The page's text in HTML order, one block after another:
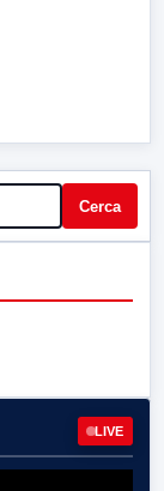
Cerca
LIVE